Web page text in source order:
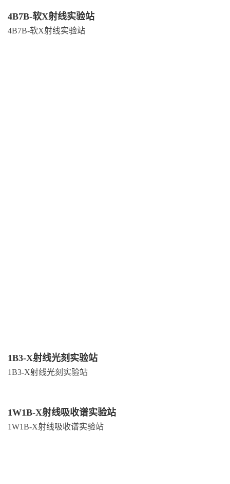
4B7B-软X射线实验站
4B7B-软X射线实验站
1B3-X射线光刻实验站
1B3-X射线光刻实验站
1W1B-X射线吸收谱实验站
1W1B-X射线吸收谱实验站